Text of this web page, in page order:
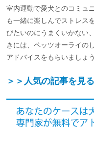
室内運動で愛犬とのコミュ
も一緒に楽しんでストレス
びたいのにうまくいかない
きには、ペッツオーライの
アドバイスをもらいましょう
＞＞人気の記事を見る